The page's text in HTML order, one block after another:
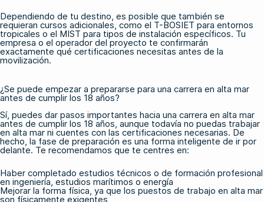
Dependiendo de tu destino, es posible que también se
requieran cursos adicionales, como el T-BOSIET para entornos
tropicales o el MIST para tipos de instalación específicos. Tu
empresa o el operador del proyecto te confirmarán
exactamente qué certificaciones necesitas antes de la
movilización.
¿Se puede empezar a prepararse para una carrera en alta mar
antes de cumplir los 18 años?
Sí, puedes dar pasos importantes hacia una carrera en alta mar
antes de cumplir los 18 años, aunque todavía no puedas trabajar
en alta mar ni cuentes con las certificaciones necesarias. De
hecho, la fase de preparación es una forma inteligente de ir por
delante. Te recomendamos que te centres en:
Haber completado estudios técnicos o de formación profesional
en ingeniería, estudios marítimos o energía
Mejorar la forma física, ya que los puestos de trabajo en alta mar
son físicamente exigentes